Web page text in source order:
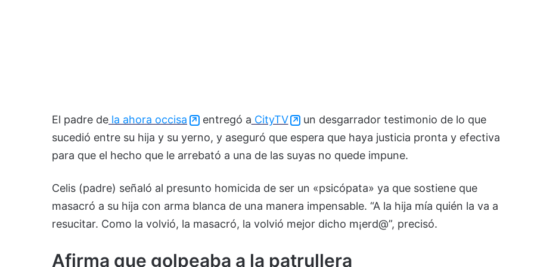
El padre de la ahora occisa entregó a CityTV
un desgarrador testimonio de lo que
sucedió entre su hija y su yerno, y aseguró que espera que haya justicia pronta y efectiva
para que el hecho que le arrebató a una de las suyas no quede impune.
Celis (padre) señaló al presunto homicida de ser un «psicópata» ya que sostiene que
masacró a su hija con arma blanca de una manera impensable. “A la hija mía quién la va a
resucitar. Como la volvió, la masacró, la volvió mejor dicho m¡erd@”, precisó.
Afirma que golpeaba a la patrullera